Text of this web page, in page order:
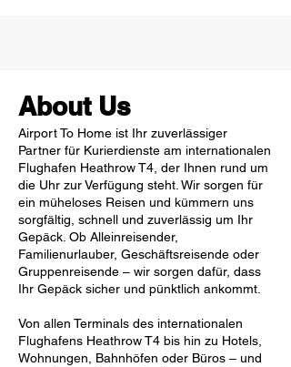
About Us
Airport To Home ist Ihr zuverlässiger
Partner für Kurierdienste am internationalen
Flughafen Heathrow T4, der Ihnen rund um
die Uhr zur Verfügung steht. Wir sorgen für
ein müheloses Reisen und kümmern uns
sorgfältig, schnell und zuverlässig um Ihr
Gepäck. Ob Alleinreisender,
Familienurlauber, Geschäftsreisende oder
Gruppenreisende – wir sorgen dafür, dass
Ihr Gepäck sicher und pünktlich ankommt.
Von allen Terminals des internationalen
Flughafens Heathrow T4 bis hin zu Hotels,
Wohnungen, Bahnhöfen oder Büros – und